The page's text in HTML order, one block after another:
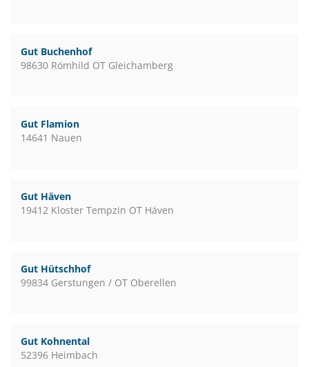
Gut Buchenhof
98630 Römhild OT Gleichamberg
Gut Flamion
14641 Nauen
Gut Häven
19412 Kloster Tempzin OT Häven
Gut Hütschhof
99834 Gerstungen / OT Oberellen
Gut Kohnental
52396 Heimbach